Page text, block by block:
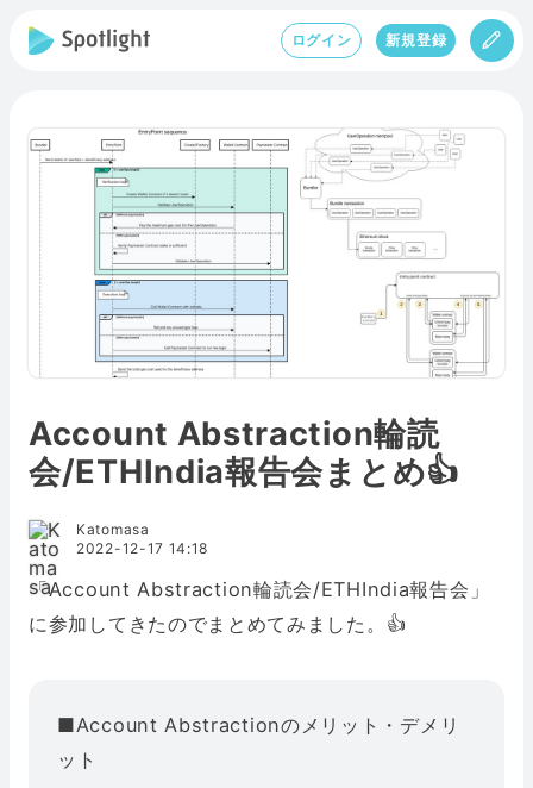
ログイン 新規登録
Account Abstraction輪読
会/ETHIndia報告会まとめ👍
Katomasa
2022-12-17 14:18
「Account Abstraction輪読会/ETHIndia報告会」
に参加してきたのでまとめてみました。👍
■Account Abstractionのメリット・デメリ
ット